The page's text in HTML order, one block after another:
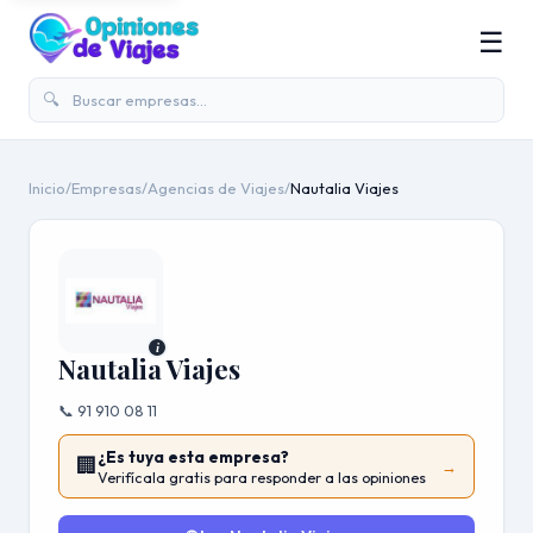
🔍
☰
Inicio/Empresas/Agencias de Viajes/Nautalia Viajes
i
Nautalia Viajes
📞 91 910 08 11
🏢¿Es tuya esta empresa?
Verifícala gratis para responder a las opiniones
→